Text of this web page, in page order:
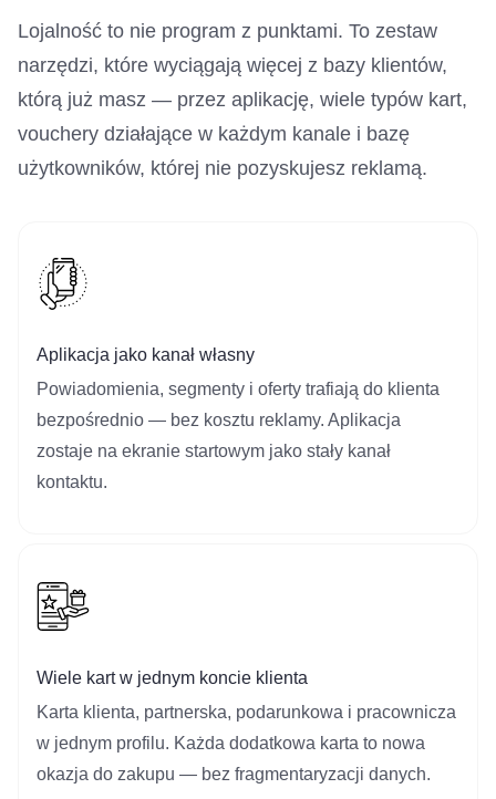
Lojalność to nie program z punktami. To zestaw
narzędzi, które wyciągają więcej z bazy klientów,
którą już masz — przez aplikację, wiele typów kart,
vouchery działające w każdym kanale i bazę
użytkowników, której nie pozyskujesz reklamą.
Aplikacja jako kanał własny
Powiadomienia, segmenty i oferty trafiają do klienta
bezpośrednio — bez kosztu reklamy. Aplikacja
zostaje na ekranie startowym jako stały kanał
kontaktu.
Wiele kart w jednym koncie klienta
Karta klienta, partnerska, podarunkowa i pracownicza
w jednym profilu. Każda dodatkowa karta to nowa
okazja do zakupu — bez fragmentaryzacji danych.